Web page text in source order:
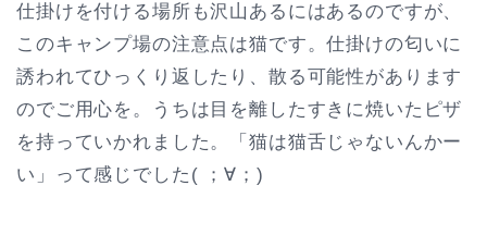
仕掛けを付ける場所も沢山あるにはあるのですが、
このキャンプ場の注意点は猫です。仕掛けの匂いに
誘われてひっくり返したり、散る可能性があります
のでご用心を。うちは目を離したすきに焼いたピザ
を持っていかれました。「猫は猫舌じゃないんかー
い」って感じでした( ；∀；)